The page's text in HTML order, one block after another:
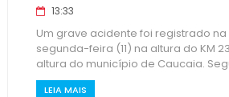
13:33
Um grave acidente foi registrado
segunda-feira (11) na altura do KM
altura do município de Caucaia.
LEIA MAIS